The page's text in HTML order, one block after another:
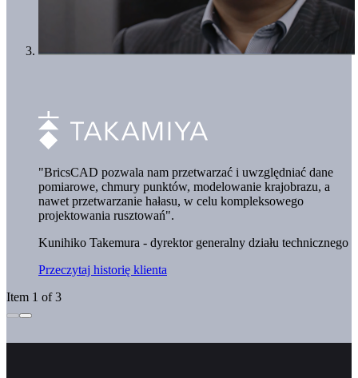
"BricsCAD pozwala nam przetwarzać i uwzględniać dane
pomiarowe, chmury punktów, modelowanie krajobrazu, a
nawet przetwarzanie hałasu, w celu kompleksowego
projektowania rusztowań".
Kunihiko Takemura - dyrektor generalny działu technicznego
Przeczytaj historię klienta
Item 1 of 3